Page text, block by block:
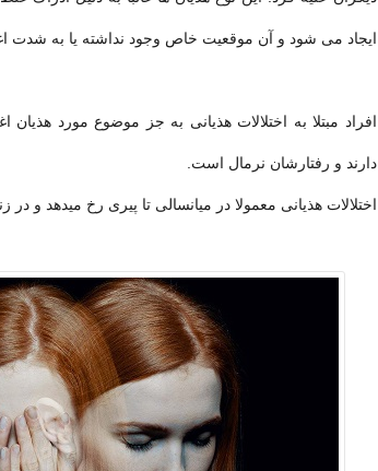
ایجاد می شود و آن موقعیت خاص وجود نداشته یا به شدت
افراد مبتلا به اختلالات هذیانی به جز موضوع مورد
دارند و رفتارشان نرمال است.
اختلالات هذیانی معمولا در میانسالی تا پیری رخ میدهد و در